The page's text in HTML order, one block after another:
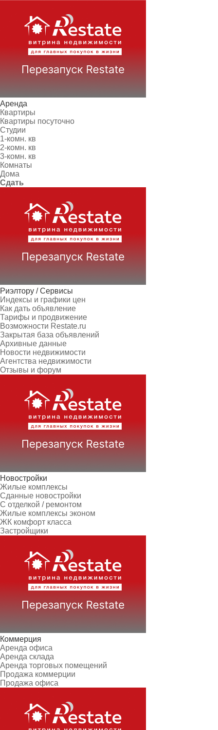
Аренда
Квартиры
Квартиры посуточно
Студии
1-комн. кв
2-комн. кв
3-комн. кв
Комнаты
Дома
Сдать
Риэлтору / Сервисы
Индексы и графики цен
Как дать объявление
Тарифы и продвижение
Возможности Restate.ru
Закрытая база объявлений
Архивные данные
Новости недвижимости
Агентства недвижимости
Отзывы и форум
Новостройки
Жилые комплексы
Сданные новостройки
С отделкой / ремонтом
Жилые комплексы эконом
ЖК комфорт класса
Застройщики
Коммерция
Аренда офиса
Аренда склада
Аренда торговых помещений
Продажа коммерции
Продажа офиса